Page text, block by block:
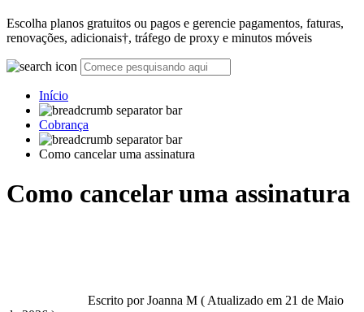
Escolha planos gratuitos ou pagos e gerencie pagamentos, faturas,
renovações, adicionais†, tráfego de proxy e minutos móveis
Início
Cobrança
Como cancelar uma assinatura
Como cancelar uma assinatura
Escrito por Joanna M ( Atualizado em 21 de Maio